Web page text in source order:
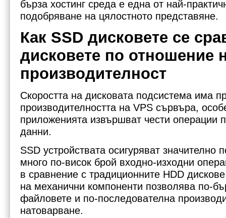
бърза хостинг среда е една от най-
подобряване на цялостното представяне.
Как SSD дисковете се
дисковете по отношение
производителност
Скоростта на дисковата подсистема има
производителността на VPS сървъра,
приложенията извършват чести операции
данни.
SSD устройствата осигуряват значително
много по-висок брой входно-изходни
в сравнение с традиционните HDD
на механични компоненти позволява по-
файловете и по-последователна
натоварване.